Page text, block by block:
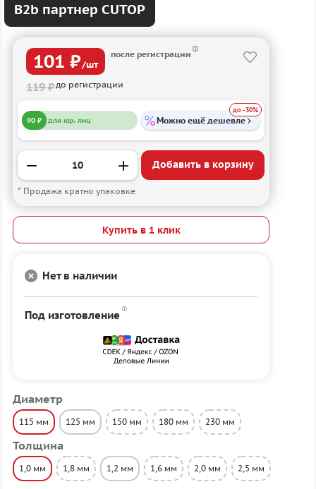
B2b партнер CUTOP
Диаметр
115 мм 125 мм 150 мм 180 мм 230 мм
Толщина
1,0 мм 1,8 мм 1,2 мм 1,6 мм 2,0 мм 2,5 мм
101 ₽/шт
после регистрации
119 ₽до регистрации
90 ₽ для юр. лиц Можно ещё дешевле
до -30%
Добавить в корзину
* Продажа кратно упаковке
Купить в 1 клик
Нет в наличии
Под изготовление